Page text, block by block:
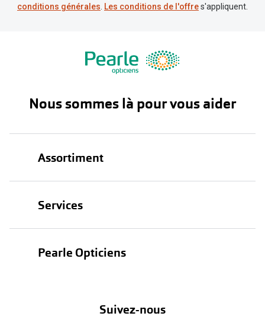
conditions générales. Les conditions de l'offres'appliquent.
Nous sommes là pour vous aider
Assortiment
Services
Boutique en ligne
Pearle Opticiens
Suivez-nous